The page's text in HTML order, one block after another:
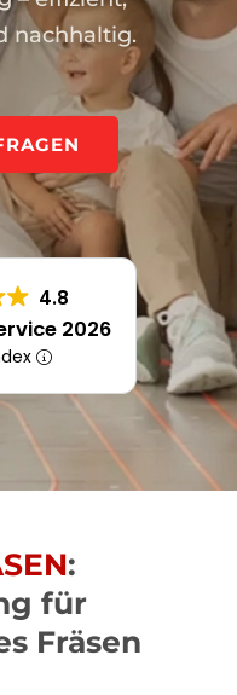
nachhaltig.
4.8
2026
:
für
Fräsen